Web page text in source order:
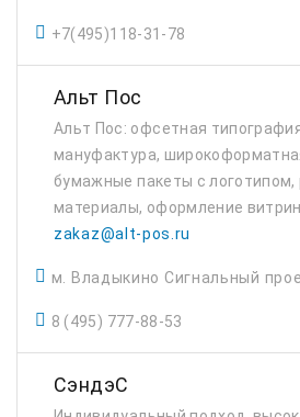
+7(495)118-31-78
Альт Пос
Альт Пос: офсетная
мануфактура,
бумажные пакеты с логотипом,
материалы, оформление
zakaz@alt-pos.ru
м. Владыкино Сигнальный
8 (495) 777-88-53
СэндэС